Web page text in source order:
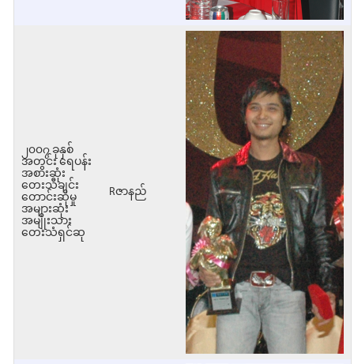
၂၀၀၇ ခုနှစ်
အတွင်း ရေပန်း
အစားဆုံး
တေးသီချင်း
တောင်းဆိုမှု
အများဆုံး
အမျိုးသား
တေးသံရှင်ဆု
Rဇာနည်